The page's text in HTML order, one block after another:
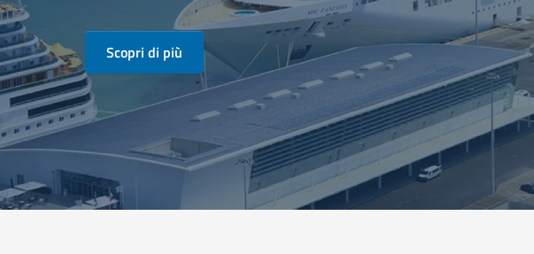
Scopri di più